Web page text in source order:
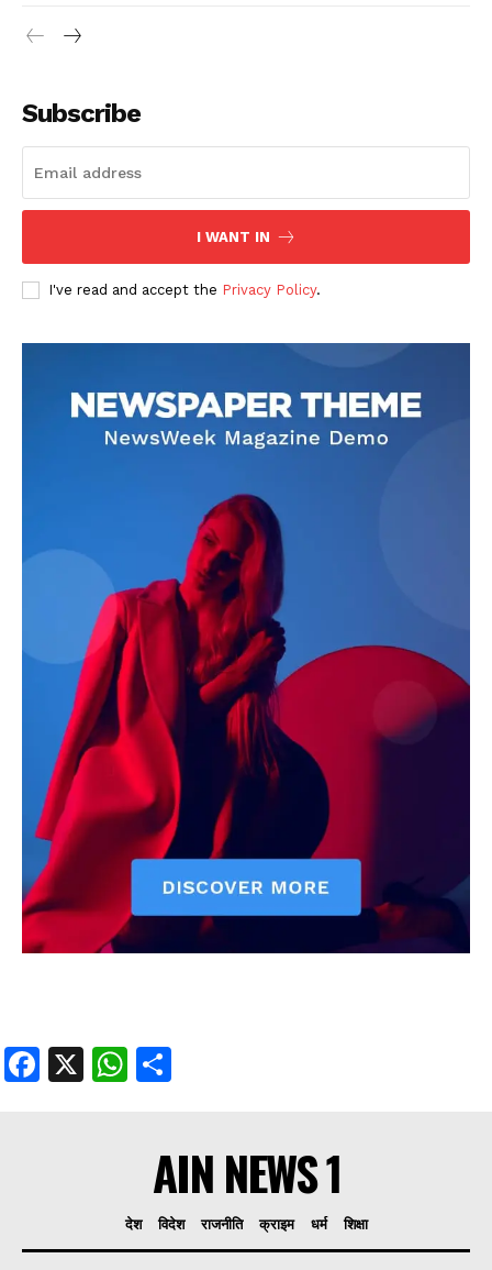
AIN NEWS 1
Contact Us
Privacy Policy
Terms of Use Agreement
Facebook
X WhatsApp
Share
Subscribe
I WANT IN
I've read and accept the Privacy Policy.
Facebook
X WhatsApp
AIN NEWS 1
देश विदेश राजनीति क्राइम धर्म शिक्षा